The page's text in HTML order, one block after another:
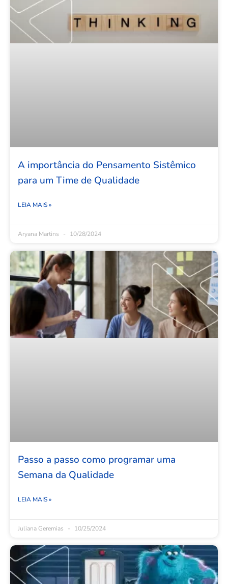
A importância do Pensamento Sistêmico
para um Time de Qualidade
LEIA MAIS »
Aryana Martins 10/28/2024
Passo a passo como programar uma
Semana da Qualidade
LEIA MAIS »
Juliana Geremias 10/25/2024